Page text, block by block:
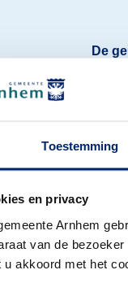
Toestemming
en privacy
Arnhem
van de
u akkoord met het
De
en
op woensdag 17
naar vrijwilligers.